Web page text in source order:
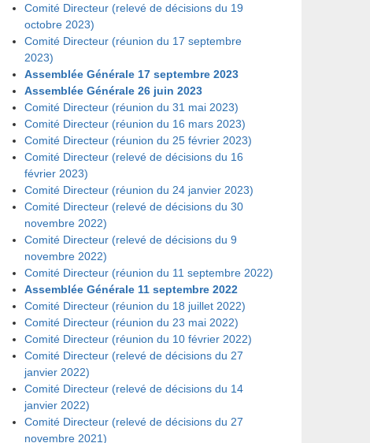
Comité Directeur (relevé de décisions du 19
octobre 2023)
Comité Directeur (réunion du 17 septembre
2023)
Assemblée Générale 17 septembre 2023
Assemblée Générale 26 juin 2023
Comité Directeur (réunion du 31 mai 2023)
Comité Directeur (réunion du 16 mars 2023)
Comité Directeur (réunion du 25 février 2023)
Comité Directeur (relevé de décisions du 16
février 2023)
Comité Directeur (réunion du 24 janvier 2023)
Comité Directeur (relevé de décisions du 30
novembre 2022)
Comité Directeur (relevé de décisions du 9
novembre 2022)
Comité Directeur (réunion du 11 septembre 2022)
Assemblée Générale 11 septembre 2022
Comité Directeur (réunion du 18 juillet 2022)
Comité Directeur (réunion du 23 mai 2022)
Comité Directeur (réunion du 10 février 2022)
Comité Directeur (relevé de décisions du 27
janvier 2022)
Comité Directeur (relevé de décisions du 14
janvier 2022)
Comité Directeur (relevé de décisions du 27
novembre 2021)